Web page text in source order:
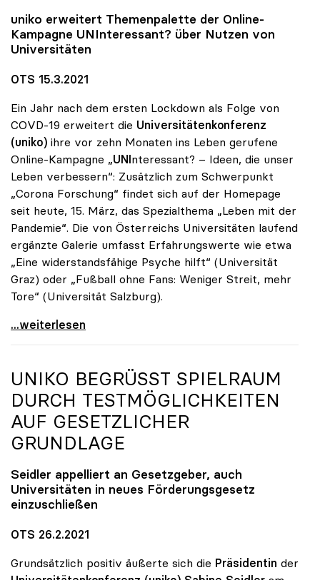
uniko erweitert Themenpalette der Online-
Kampagne UNInteressant? über Nutzen von
Universitäten
OTS 15.3.2021
Ein Jahr nach dem ersten Lockdown als Folge von
COVD-19 erweitert die Universitätenkonferenz
(uniko) ihre vor zehn Monaten ins Leben gerufene
Online-Kampagne „UNInteressant? – Ideen, die unser
Leben verbessern“: Zusätzlich zum Schwerpunkt
„Corona Forschung“ findet sich auf der Homepage
seit heute, 15. März, das Spezialthema „Leben mit der
Pandemie“. Die von Österreichs Universitäten laufend
ergänzte Galerie umfasst Erfahrungswerte wie etwa
„Eine widerstandsfähige Psyche hilft“ (Universität
Graz) oder „Fußball ohne Fans: Weniger Streit, mehr
Tore“ (Universität Salzburg).
Ein Jahr Corona: Neuer Fokus auf „Leben mit der
...weiterlesen
UNIKO BEGRÜSST SPIELRAUM D
URCH TESTMÖGLICHKEITEN A
UF GESETZLICHER G
RUNDLAGE
Seidler appelliert an Gesetzgeber, auch
Universitäten in neues Förderungsgesetz
einzuschließen
OTS 26.2.2021
Grundsätzlich positiv äußerte sich die Präsidentin der